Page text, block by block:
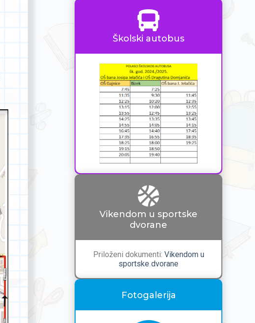
Školski autobus
Vikendom u sportske
dvorane
Priloženi dokumenti: Vikendom u
sportske dvorane
Fotogalerija